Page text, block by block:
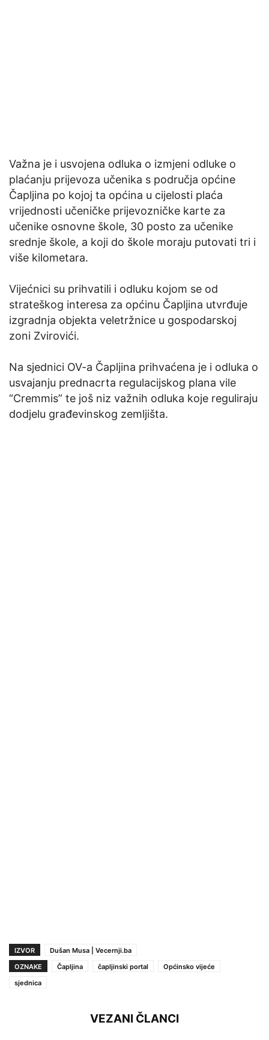
Važna je i usvojena odluka o izmjeni odluke o
plaćanju prijevoza učenika s područja općine
Čapljina po kojoj ta općina u cijelosti plaća
vrijednosti učeničke prijevozničke karte za
učenike osnovne škole, 30 posto za učenike
srednje škole, a koji do škole moraju putovati tri i
više kilometara.
Vijećnici su prihvatili i odluku kojom se od
strateškog interesa za općinu Čapljina utvrđuje
izgradnja objekta veletržnice u gospodarskoj
zoni Zvirovići.
Na sjednici OV-a Čapljina prihvaćena je i odluka o
usvajanju prednacrta regulacijskog plana vile
“Cremmis” te još niz važnih odluka koje reguliraju
dodjelu građevinskog zemljišta.
IZVOR
Dušan Musa | Vecernji.ba
OZNAKE
Čapljina čapljinski portal
Općinsko vijeće
sjednica
VEZANI ČLANCI